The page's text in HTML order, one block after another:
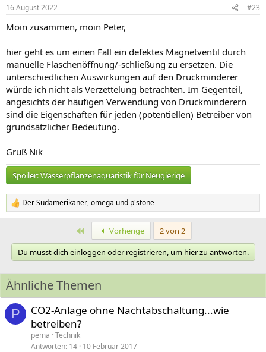
e
:
16 August 2022 #23
Moin zusammen, moin Peter,
hier geht es um einen Fall ein defektes Magnetventil durch
manuelle Flaschenöffnung/-schließung zu ersetzen. Die
unterschiedlichen Auswirkungen auf den Druckminderer
würde ich nicht als Verzettelung betrachten. Im Gegenteil,
angesichts der häufigen Verwendung von Druckminderern
sind die Eigenschaften für jeden (potentiellen) Betreiber von
grundsätzlicher Bedeutung.
Gruß Nik
Spoiler:Wasserpflanzenaquaristik für Neugierige
R
e
t
o
n
e
n
:
Der Südamerikaner,omega und p'stone
Erste Vorherige
2 von 2
Du musst dich einloggen oder registrieren, um hier zu antworten.
Ähnliche Themen
P
CO2-Anlage ohne Nachtabschaltung...wie
betreiben?
pema Technik
Antworten 14 10 Februar 2017